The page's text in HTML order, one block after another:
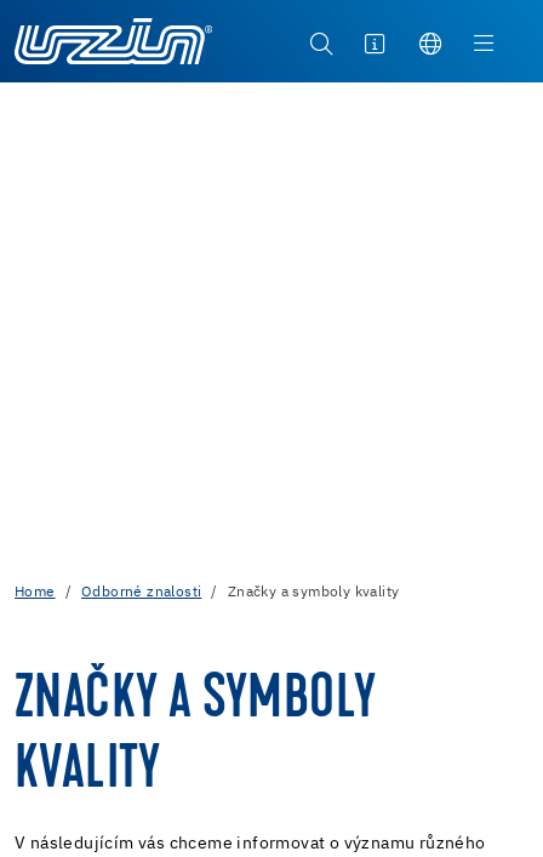
Home Odborné znalosti Značky a symboly kvality
ZNAČKY A SYMBOLY
KVALITY
V následujícím vás chceme informovat o významu různého